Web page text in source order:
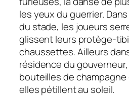
les yeux du guerrier.
du stade, les joueurs
glissent leurs protège-
chaussettes. Ailleurs
résidence du
bouteilles de
elles pétillent au soleil.